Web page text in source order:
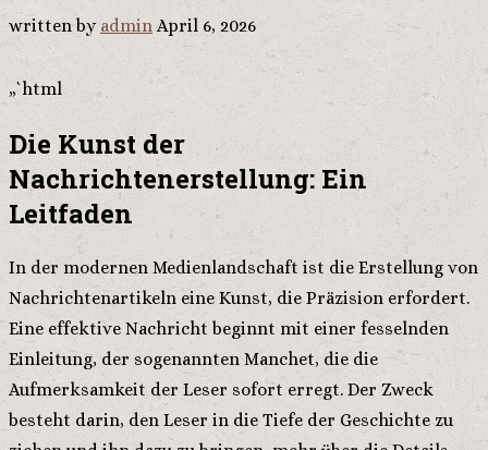
written by admin April 6, 2026
„`html
Die Kunst der
Nachrichtenerstellung: Ein
Leitfaden
In der modernen Medienlandschaft ist die Erstellung von
Nachrichtenartikeln eine Kunst, die Präzision erfordert.
Eine effektive Nachricht beginnt mit einer fesselnden
Einleitung, der sogenannten Manchet, die die
Aufmerksamkeit der Leser sofort erregt. Der Zweck
besteht darin, den Leser in die Tiefe der Geschichte zu